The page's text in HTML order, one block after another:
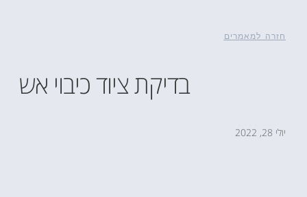
חזרה למאמרים
בדיקת ציוד כיבוי אש
יולי 28, 2022